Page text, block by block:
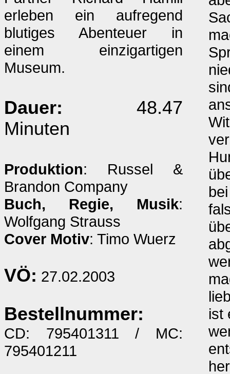
erleben ein aufregend
blutiges Abenteuer in
einem einzigartigen
Museum.
Dauer: 48.47
Minuten
Produktion: Russel &
Brandon Company
Buch, Regie, Musik:
Wolfgang Strauss
Cover Motiv: Timo Wuerz
VÖ: 27.02.2003
Bestellnummer:
CD: 795401311 / MC:
795401211
ist